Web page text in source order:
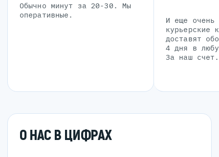
Обычно минут за 20-30. Мы
оперативные.
И еще очень
курьерские
доставят
4 дня в
За наш счет.
О НАС В ЦИФРАХ